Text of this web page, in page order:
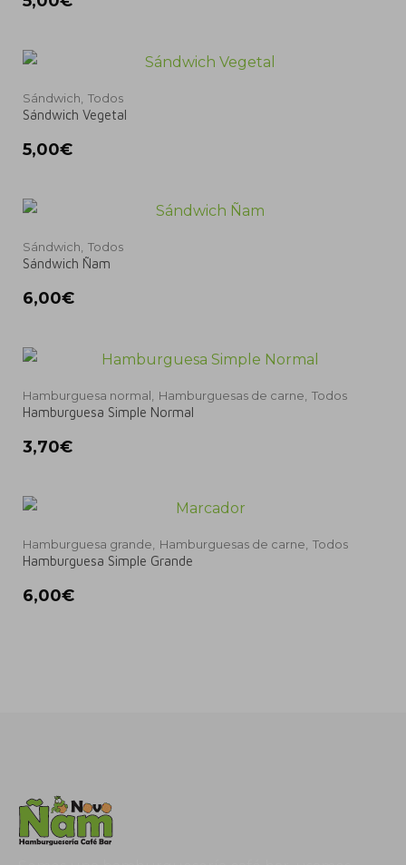
Sándwich, Todos
Sándwich Vegetal
5,00€
Sándwich, Todos
Sándwich Ñam
6,00€
Hamburguesa normal, Hamburguesas de carne, Todos
Hamburguesa Simple Normal
3,70€
Hamburguesa grande, Hamburguesas de carne, Todos
Hamburguesa Simple Grande
6,00€